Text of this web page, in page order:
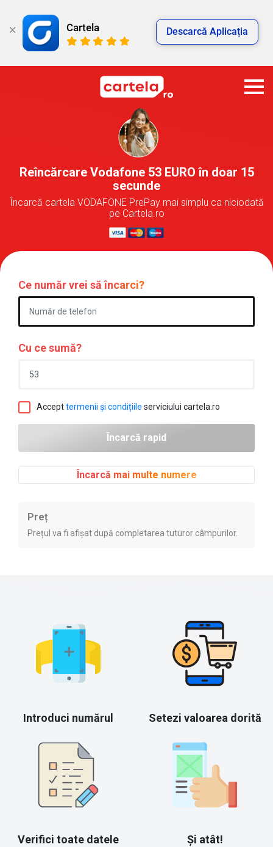
Cartela Descarcă Aplicația
Reîncărcare Vodafone 53 EURO în doar 15
secunde
Încarcă cartela VODAFONE PrePay mai simplu ca niciodată
pe Cartela.ro
Ce număr vrei să încarci?
Cu ce sumă?
Accepttermenii și condițiile serviciului cartela.ro
Încarcă mai multe numere
Preț
Prețul va fi afișat după completarea tuturor câmpurilor.
Introduci numărul Setezi valoarea dorită
Verifici toate datele Și atât!